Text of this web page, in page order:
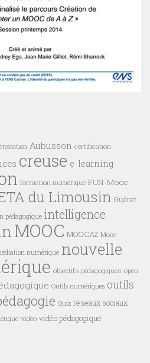
Aubusson certification
creuse e-learning
formation numérique FUN-Mooc
du Limousin Guéret
pédagogique intelligence
MOOC MOOCAZ Mooc
numérique nouvelle
objectifs pédagogiques open
Outils numériques outils
Quiz réseaux sociaux
vidéo vidéo pédagogique